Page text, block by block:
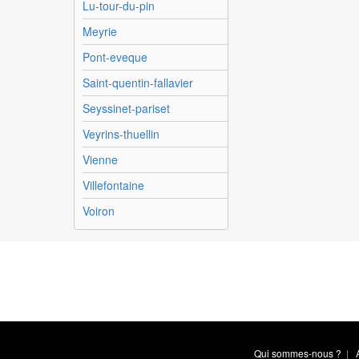
Lu-tour-du-pin
Meyrie
Pont-eveque
Saint-quentin-fallavier
Seyssinet-pariset
Veyrins-thuellin
Vienne
Villefontaine
Voiron
Qui sommes-nous ? |